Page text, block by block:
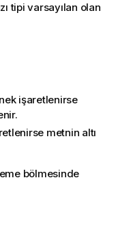
tipi varsayılan olan
işaretlenirse
metnin altı
bölmesinde